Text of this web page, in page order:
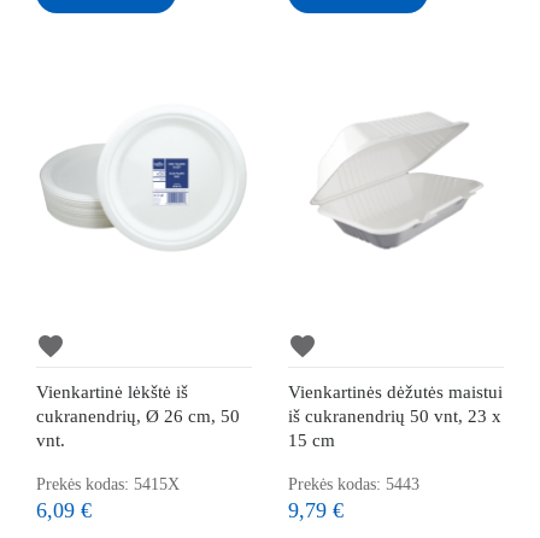
favorite
Vienkartinė lėkštė iš
cukranendrių, Ø 26 cm, 50
vnt.
Prekės kodas: 5415X
6,09 €
favorite
Vienkartinės dėžutės maistui
iš cukranendrių 50 vnt, 23 x
15 cm
Prekės kodas: 5443
9,79 €